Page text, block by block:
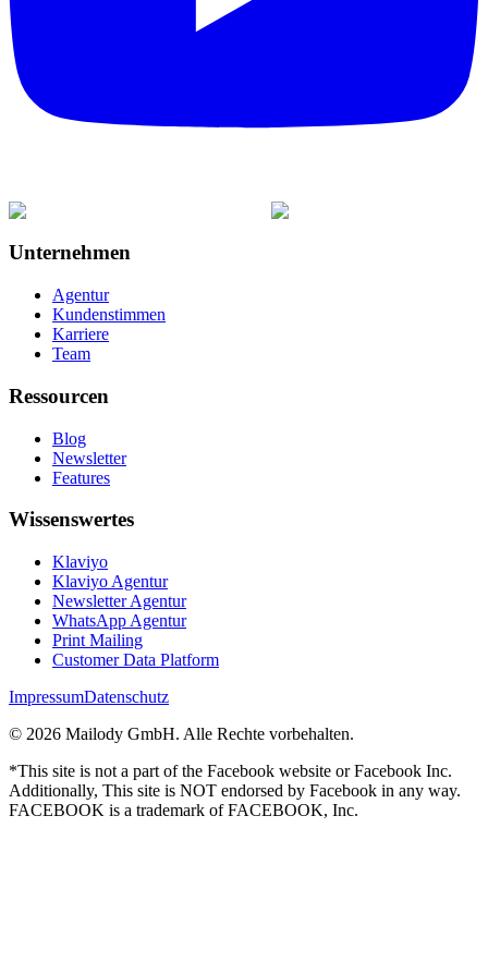
Unternehmen
Agentur
Kundenstimmen
Karriere
Team
Ressourcen
Blog
Newsletter
Features
Wissenswertes
Klaviyo
Klaviyo Agentur
Newsletter Agentur
WhatsApp Agentur
Print Mailing
Customer Data Platform
ImpressumDatenschutz
© 2026 Mailody GmbH. Alle Rechte vorbehalten.
*This site is not a part of the Facebook website or Facebook Inc.
Additionally, This site is NOT endorsed by Facebook in any way.
FACEBOOK is a trademark of FACEBOOK, Inc.